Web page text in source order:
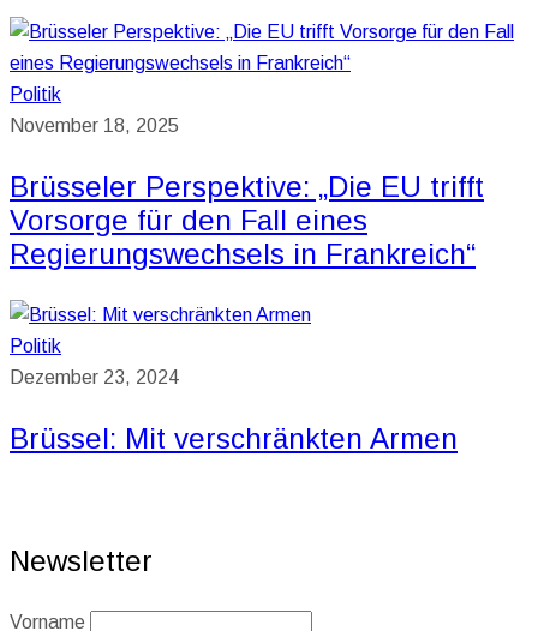
Politik
November 18, 2025
Brüsseler Perspektive: „Die EU trifft
Vorsorge für den Fall eines
Regierungswechsels in Frankreich“
Politik
Dezember 23, 2024
Brüssel: Mit verschränkten Armen
Newsletter
Vorname